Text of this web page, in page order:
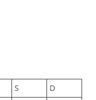
S
D